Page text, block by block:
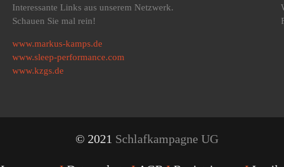
Interessante Links aus unserem Netzwerk.
Schauen Sie mal rein!
www.markus-kamps.de
www.sleep-performance.com
www.kzgs.de
© 2021 Schlafkampagne UG